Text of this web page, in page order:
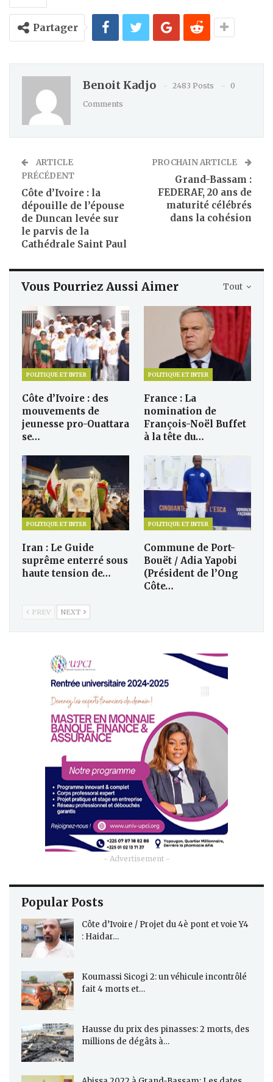
Partager
Benoit Kadjo 2483 Posts
0
Comments
ARTICLE
PRÉCÉDENT
Côte d’Ivoire : la
dépouille de l’épouse
de Duncan levée sur
le parvis de la
Cathédrale Saint Paul
PROCHAIN ARTICLE
Grand-Bassam :
FEDERAF, 20 ans de
maturité célébrés
dans la cohésion
Tout
Vous Pourriez Aussi Aimer
POLITIQUE ET INTER
Côte d’Ivoire : des
mouvements de
jeunesse pro-Ouattara
se…
POLITIQUE ET INTER
France : La
nomination de
François-Noël Buffet
à la tête du…
POLITIQUE ET INTER
Iran : Le Guide
suprême enterré sous
haute tension de…
POLITIQUE ET INTER
Commune de Port-
Bouët / Adia Yapobi
(Président de l’Ong
Côte…
PREV NEXT
- Advertisement -
Popular Posts
Côte d’Ivoire / Projet du 4è pont et voie Y4
: Haidar…
Koumassi Sicogi 2: un véhicule incontrôlé
fait 4 morts et…
Hausse du prix des pinasses: 2 morts, des
millions de dégâts à…